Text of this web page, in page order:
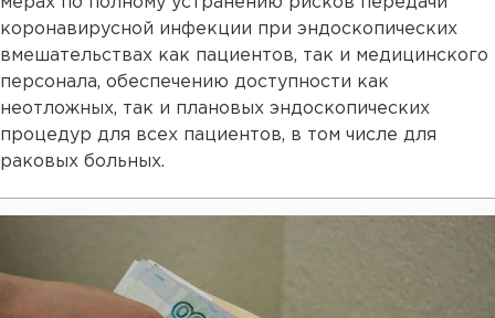
коронавирусной инфекции при эндоскопических
вмешательствах как пациентов, так и медицинского
персонала, обеспечению доступности как
неотложных, так и плановых эндоскопических
процедур для всех пациентов, в том числе для
раковых больных.